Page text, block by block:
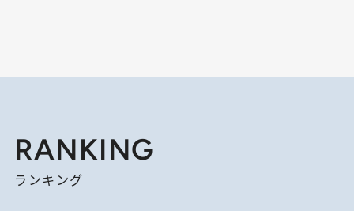
RANKING
ランキング